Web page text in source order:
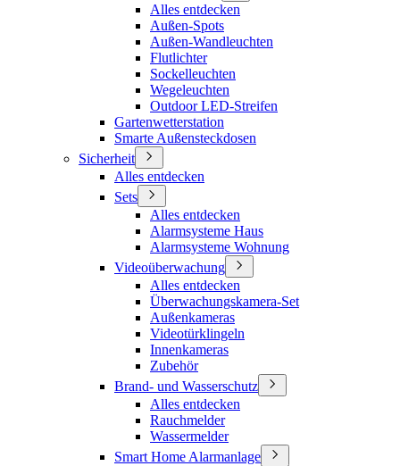
Alles entdecken
Außen-Spots
Außen-Wandleuchten
Flutlichter
Sockelleuchten
Wegeleuchten
Outdoor LED-Streifen
Gartenwetterstation
Smarte Außensteckdosen
Sicherheit
Alles entdecken
Sets
Alles entdecken
Alarmsysteme Haus
Alarmsysteme Wohnung
Videoüberwachung
Alles entdecken
Überwachungskamera-Set
Außenkameras
Videotürklingeln
Innenkameras
Zubehör
Brand- und Wasserschutz
Alles entdecken
Rauchmelder
Wassermelder
Smart Home Alarmanlage